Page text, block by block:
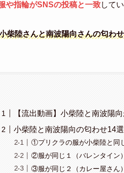
服や指輪がSNSの投稿と一致して
柴陸さんと南波陽向さんの匂わ
【流出動画】小柴陸と南波陽
小柴陸と南波陽向の匂わせ14選
①プリクラの服が小柴陸と同
②服が同じ１（バレンタイン）
③服が同じ２（カレー屋さん）